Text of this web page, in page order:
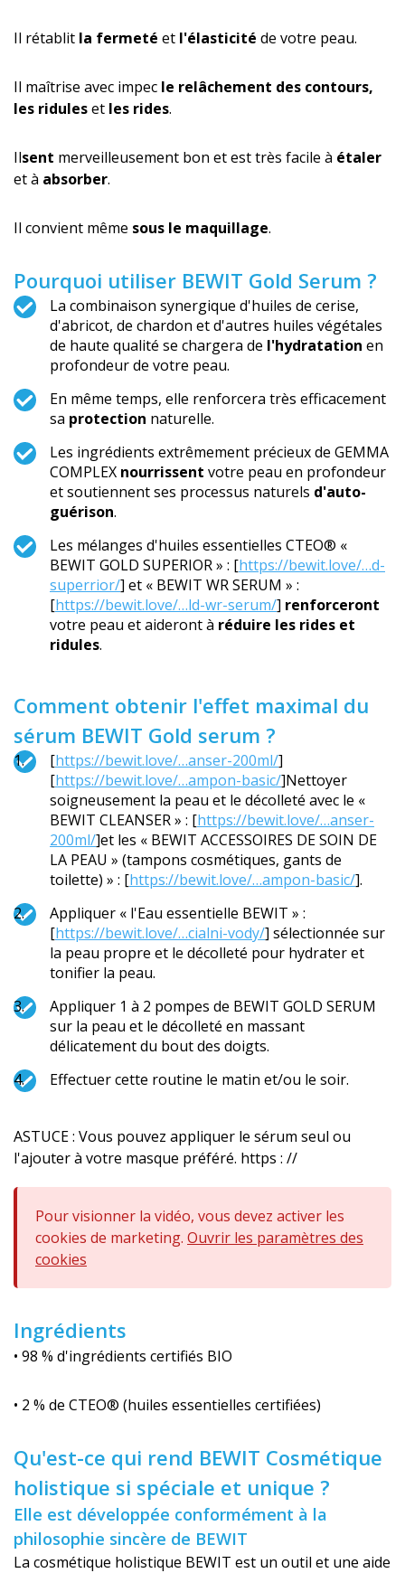
Il rétablit la fermeté et l'élasticité de votre peau.
Il maîtrise avec impec le relâchement des contours,
les riduleset les rides.
Ilsent merveilleusement bon et est très facile à étaler
et à absorber.
Il convient même sous le maquillage.
Pourquoi utiliser BEWIT Gold Serum ?
La combinaison synergique d'huiles de cerise,
d'abricot, de chardon et d'autres huiles végétales
de haute qualité se chargera de l'hydratation en
profondeur de votre peau.
En même temps, elle renforcera très efficacement
sa protection naturelle.
Les ingrédients extrêmement précieux de GEMMA
COMPLEX nourrissent votre peau en profondeur
et soutiennent ses processus naturels d'auto-
guérison.
Les mélanges d'huiles essentielles CTEO® «
BEWIT GOLD SUPERIOR » : [https://bewit.love/…d-
superrior/] et « BEWIT WR SERUM » :
[https://bewit.love/…ld-wr-serum/] renforceront
votre peau et aideront à réduire les rides et
ridules.
Comment obtenir l'effet maximal du
sérum BEWIT Gold serum ?
[https://bewit.love/…anser-200ml/]
[https://bewit.love/…ampon-basic/]Nettoyer
soigneusement la peau et le décolleté avec le «
BEWIT CLEANSER » : [https://bewit.love/…anser-
200ml/]et les « BEWIT ACCESSOIRES DE SOIN DE
LA PEAU » (tampons cosmétiques, gants de
toilette) » : [https://bewit.love/…ampon-basic/].
Appliquer « l'Eau essentielle BEWIT » :
[https://bewit.love/…cialni-vody/] sélectionnée sur
la peau propre et le décolleté pour hydrater et
tonifier la peau.
Appliquer 1 à 2 pompes de BEWIT GOLD SERUM
sur la peau et le décolleté en massant
délicatement du bout des doigts.
Effectuer cette routine le matin et/ou le soir.
ASTUCE : Vous pouvez appliquer le sérum seul ou
l'ajouter à votre masque préféré. https : //
Pour visionner la vidéo, vous devez activer les
cookies de marketing. Ouvrir les paramètres des
cookies
Ingrédients
• 98 % d'ingrédients certifiés BIO
• 2 % de CTEO® (huiles essentielles certifiées)
Qu'est-ce qui rend BEWIT Cosmétique
holistique si spéciale et unique ?
Elle est développée conformément à la
philosophie sincère de BEWIT
La cosmétique holistique BEWIT est un outil et une aide